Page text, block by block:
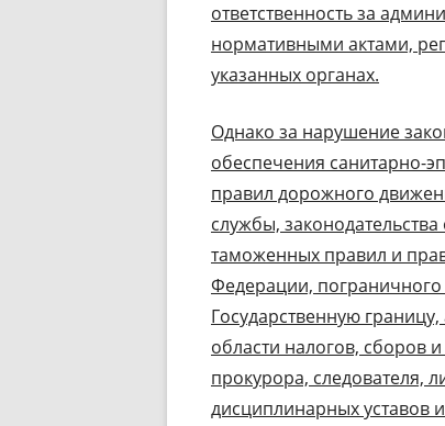
ответственность за
нормативными актами,
указанных органах.
Однако за нарушение
обеспечения санитарно-
правил дорожного
службы,
таможенных правил и
Федерации,
Государственную
области налогов, сборов
прокурора, следователя,
дисциплинарных уставов